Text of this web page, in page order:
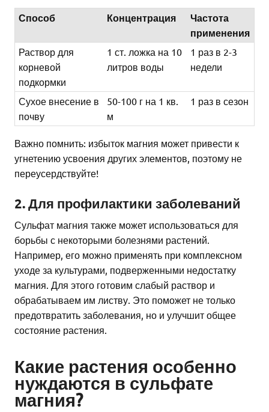
Способ Концентрация
Частота
применения
Раствор для
корневой
подкормки
1 ст. ложка на 10
литров воды
1 раз в 2-3
недели
Сухое внесение в
почву
50-100 г на 1 кв.
м
1 раз в сезон
Важно помнить: избыток магния может привести к
угнетению усвоения других элементов, поэтому не
переусердствуйте!
2. Для профилактики заболеваний
Сульфат магния также может использоваться для
борьбы с некоторыми болезнями растений.
Например, его можно применять при комплексном
уходе за культурами, подверженными недостатку
магния. Для этого готовим слабый раствор и
обрабатываем им листву. Это поможет не только
предотвратить заболевания, но и улучшит общее
состояние растения.
Какие растения особенно
нуждаются в сульфате
магния?